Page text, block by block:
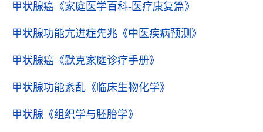
甲状腺癌 《家庭医学百科-医疗康复篇》
甲状腺功能亢进症先兆 《中医疾病预测》
甲状腺癌 《默克家庭诊疗手册》
甲状腺功能紊乱 《临床生物化学》
甲状腺 《组织学与胚胎学》